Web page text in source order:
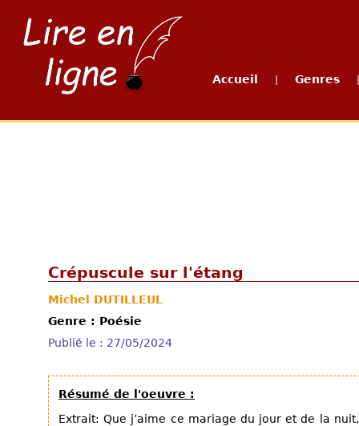
Accueil Genres
Crépuscule sur l'étang
Michel DUTILLEUL
Genre : Poésie
Publié le : 27/05/2024
Résumé de l'oeuvre :
Extrait: Que j’aime ce mariage du jour et de la